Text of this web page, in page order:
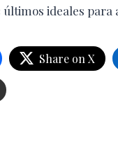
ideales para
Share on X